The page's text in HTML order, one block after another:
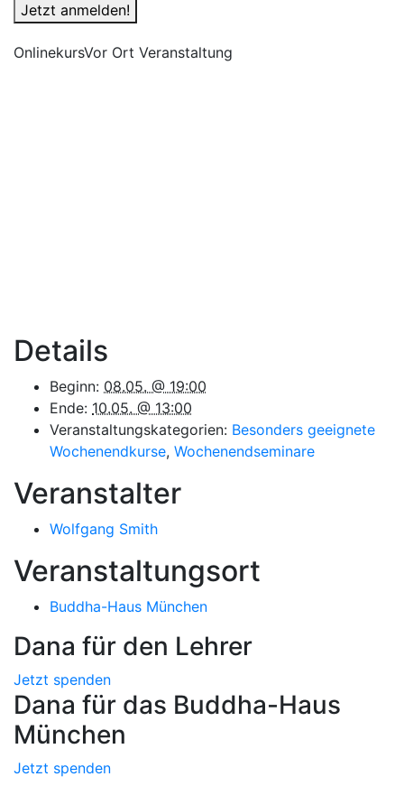
Jetzt anmelden!
OnlinekursVor Ort Veranstaltung
Details
Beginn: 08.05. @ 19:00
Ende: 10.05. @ 13:00
Veranstaltungskategorien: Besonders geeignete
Wochenendkurse, Wochenendseminare
Veranstalter
Wolfgang Smith
Veranstaltungsort
Buddha-Haus München
Dana für den Lehrer
Jetzt spenden
Dana für das Buddha-Haus
München
Jetzt spenden